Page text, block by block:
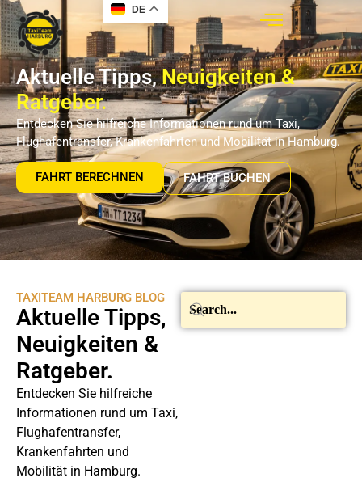
DE
Aktuelle Tipps,Neuigkeiten &
Ratgeber.
Entdecken Sie hilfreiche Informationen rund um Taxi,
Flughafentransfer, Krankenfahrten und Mobilität in Hamburg.
FAHRT BERECHNEN FAHRT BUCHEN
TAXITEAM HARBURG BLOG
Aktuelle Tipps,
Neuigkeiten &
Ratgeber.
Entdecken Sie hilfreiche
Informationen rund um Taxi,
Flughafentransfer,
Krankenfahrten und
Mobilität in Hamburg.